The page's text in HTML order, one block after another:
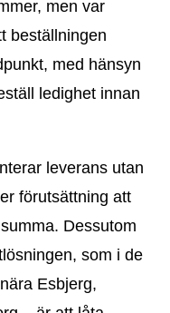
men var
beställningen
med hänsyn
ledighet innan
leverans utan
förutsättning att
Dessutom
som i de
Esbjerg,